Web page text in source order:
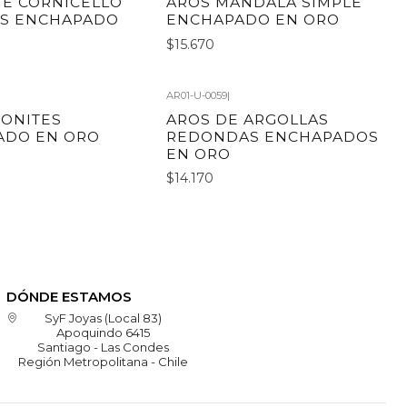
ENCHAPADO
ENCHAPADO EN ORO
$15.670
EN ORO
AR01-U-0059|
AROS DE ARGOLLAS
REDONDAS ENCHAPADOS
EN ORO
$14.170
DÓNDE ESTAMOS
SyF Joyas (Local 83)
Apoquindo 6415
Santiago - Las Condes
Región Metropolitana - Chile